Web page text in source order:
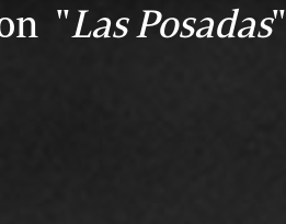
"Las Posadas"